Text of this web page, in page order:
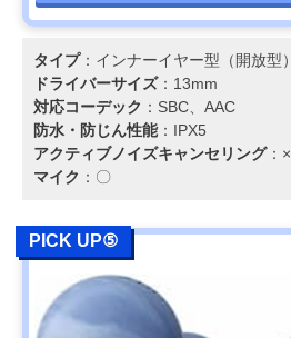
タイプ：インナーイヤー型（開放型）
ドライバーサイズ：13mm
対応コーデック ：SBC、AAC
防水・防じん性能：IPX5
アクティブノイズキャンセリング：×
マイク ：〇
PICK UP⑤